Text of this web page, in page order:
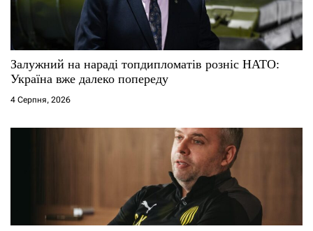
Залужний на нараді топдипломатів розніс НАТО:
Україна вже далеко попереду
4 Серпня, 2026